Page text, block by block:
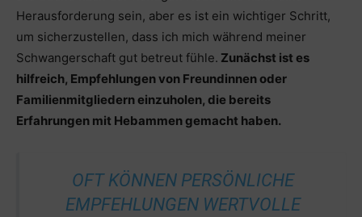
Herausforderung sein, aber es ist ein wichtiger Schritt,
um sicherzustellen, dass ich mich während meiner
Schwangerschaft gut betreut fühle. Zunächst ist es
hilfreich, Empfehlungen von Freundinnen oder
Familienmitgliedern einzuholen, die bereits
Erfahrungen mit Hebammen gemacht haben.
OFT KÖNNEN PERSÖNLICHE
EMPFEHLUNGEN WERTVOLLE